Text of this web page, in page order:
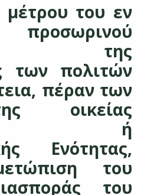
μέτρου του εν
της
των πολιτών
πέραν των
οικείας
ή
Ενότητας,
του
του